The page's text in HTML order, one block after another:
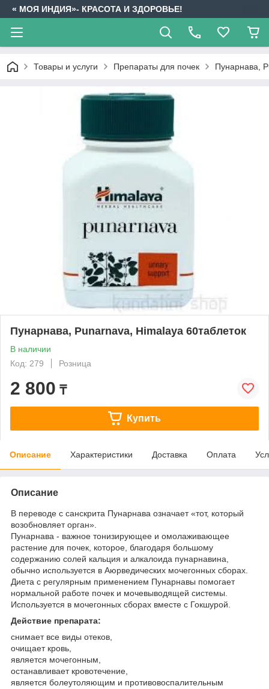
« МОЯ ИНДИЯ»- КРАСОТА И ЗДОРОВЬЕ!
Товары и услуги Препараты для почек Пунарнава,
Пунарнава, Punarnava, Himalaya 60таблеток
В наличии
Код: 279
Розница
2 800 ₸
Купить
Описание Характеристики Доставка Оплата
Описание
В переводе с санскрита Пунарнава означает «тот, который
возобновляет орган».
Пунарнава - важное тонизирующее и омолаживающее
растение для почек, которое, благодаря большому
содержанию солей кальция и алкалоида пунарнавина,
обычно используется в Аюрведических мочегонных сборах.
Диета с регулярным применением Пунарнавы помогает
нормальной работе почек и мочевыводящей системы.
Используется в мочегонных сборах вместе с Гокшурой.
Действие препарата:
снимает все виды отеков,
очищает кровь,
является мочегонным,
останавливает кровотечение,
является болеутоляющим и противовоспалительным